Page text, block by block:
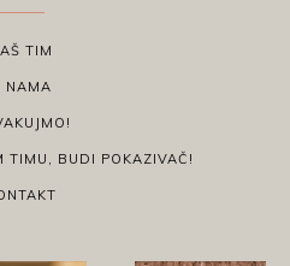
TIM
NAMA
TIMU, BUDI POKAZIVAČ!